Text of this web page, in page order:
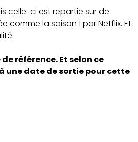
celle-ci est repartie sur de
comme la saison 1 par Netflix. Et
référence. Et selon ce
une date de sortie pour cette